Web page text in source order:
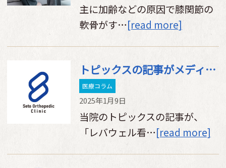
主に加齢などの原因で膝関節の
軟骨がす…[read more]
トピックスの記事がメディアに紹介されました
医療コラム
2025年1月9日
当院のトピックスの記事が、
「レバウェル看…[read more]